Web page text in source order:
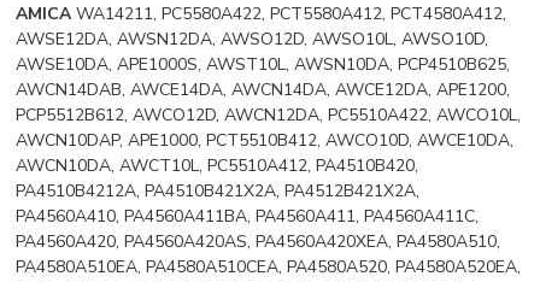
AMICAWA14211, PC5580A422, PCT5580A412, PCT4580A412,
AWSE12DA, AWSN12DA, AWSO12D, AWSO10L, AWSO10D,
AWSE10DA, APE1000S, AWST10L, AWSN10DA, PCP4510B625,
AWCN14DAB, AWCE14DA, AWCN14DA, AWCE12DA, APE1200,
PCP5512B612, AWCO12D, AWCN12DA, PC5510A422, AWCO10L,
AWCN10DAP, APE1000, PCT5510B412, AWCO10D, AWCE10DA,
AWCN10DA, AWCT10L, PC5510A412, PA4510B420,
PA4510B4212A, PA4510B421X2A, PA4512B421X2A,
PA4560A410, PA4560A411BA, PA4560A411, PA4560A411C,
PA4560A420, PA4560A420AS, PA4560A420XEA, PA4580A510,
PA4580A510EA, PA4580A510CEA, PA4580A520, PA4580A520EA,